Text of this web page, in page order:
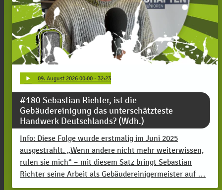
play_arrow 09. August 2026 00:00 · 32:23
#180 Sebastian Richter, ist die
Gebäudereinigung das unterschätzteste
Handwerk Deutschlands? (Wdh.)
Info: Diese Folge wurde erstmalig im Juni 2025
ausgestrahlt. „Wenn andere nicht mehr weiterwissen,
rufen sie mich“ – mit diesem Satz bringt Sebastian
Richter seine Arbeit als Gebäudereinigermeister auf …